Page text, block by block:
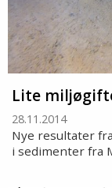
Lite
28.11.2014
Nye resultater
i sedimenter fra